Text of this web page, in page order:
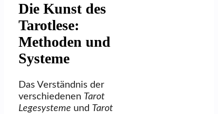
Die Kunst des
Tarotlese:
Methoden und
Systeme
Das Verständnis der
verschiedenen Tarot
Legesysteme und Tarot